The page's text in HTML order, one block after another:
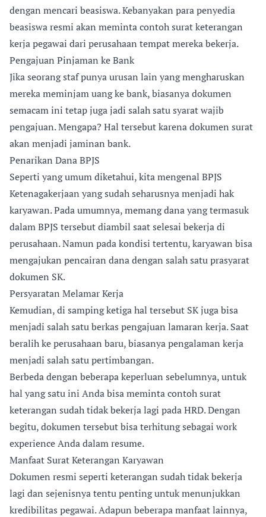
dengan mencari beasiswa. Kebanyakan para penyedia
beasiswa resmi akan meminta contoh surat keterangan
kerja pegawai dari perusahaan tempat mereka bekerja.
Pengajuan Pinjaman ke Bank
Jika seorang staf punya urusan lain yang mengharuskan
mereka meminjam uang ke bank, biasanya dokumen
semacam ini tetap juga jadi salah satu syarat wajib
pengajuan. Mengapa? Hal tersebut karena dokumen surat
akan menjadi jaminan bank.
Penarikan Dana BPJS
Seperti yang umum diketahui, kita mengenal BPJS
Ketenagakerjaan yang sudah seharusnya menjadi hak
karyawan. Pada umumnya, memang dana yang termasuk
dalam BPJS tersebut diambil saat selesai bekerja di
perusahaan. Namun pada kondisi tertentu, karyawan bisa
mengajukan pencairan dana dengan salah satu prasyarat
dokumen SK.
Persyaratan Melamar Kerja
Kemudian, di samping ketiga hal tersebut SK juga bisa
menjadi salah satu berkas pengajuan lamaran kerja. Saat
beralih ke perusahaan baru, biasanya pengalaman kerja
menjadi salah satu pertimbangan.
Berbeda dengan beberapa keperluan sebelumnya, untuk
hal yang satu ini Anda bisa meminta contoh surat
keterangan sudah tidak bekerja lagi pada HRD. Dengan
begitu, dokumen tersebut bisa terhitung sebagai work
experience Anda dalam resume.
Manfaat Surat Keterangan Karyawan
Dokumen resmi seperti keterangan sudah tidak bekerja
lagi dan sejenisnya tentu penting untuk menunjukkan
kredibilitas pegawai. Adapun beberapa manfaat lainnya,